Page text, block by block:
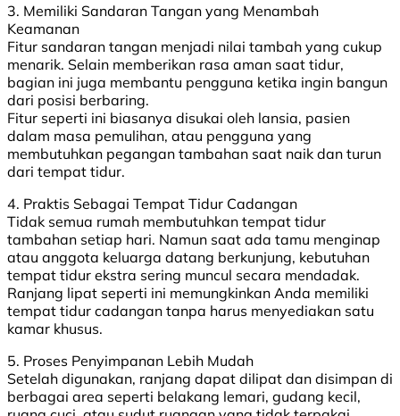
3. Memiliki Sandaran Tangan yang Menambah
Keamanan
Fitur sandaran tangan menjadi nilai tambah yang cukup
menarik. Selain memberikan rasa aman saat tidur,
bagian ini juga membantu pengguna ketika ingin bangun
dari posisi berbaring.
Fitur seperti ini biasanya disukai oleh lansia, pasien
dalam masa pemulihan, atau pengguna yang
membutuhkan pegangan tambahan saat naik dan turun
dari tempat tidur.
4. Praktis Sebagai Tempat Tidur Cadangan
Tidak semua rumah membutuhkan tempat tidur
tambahan setiap hari. Namun saat ada tamu menginap
atau anggota keluarga datang berkunjung, kebutuhan
tempat tidur ekstra sering muncul secara mendadak.
Ranjang lipat seperti ini memungkinkan Anda memiliki
tempat tidur cadangan tanpa harus menyediakan satu
kamar khusus.
5. Proses Penyimpanan Lebih Mudah
Setelah digunakan, ranjang dapat dilipat dan disimpan di
berbagai area seperti belakang lemari, gudang kecil,